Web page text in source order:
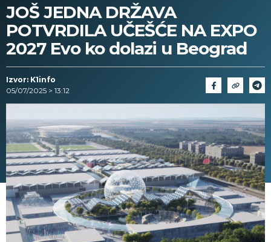
JOŠ JEDNA DRŽAVA
POTVRDILA UČEŠĆE NA EXPO
2027 Evo ko dolazi u Beograd
Izvor: K1info
05/07/2025 > 13:12